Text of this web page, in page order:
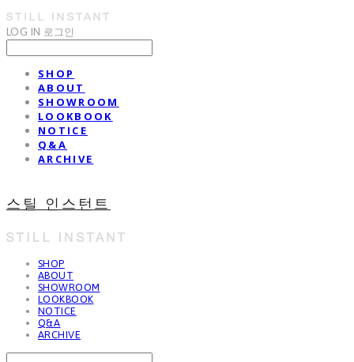
LOG IN 로그인
SHOP
ABOUT
SHOWROOM
LOOKBOOK
NOTICE
Q&A
ARCHIVE
스틸 인스턴트
SHOP
ABOUT
SHOWROOM
LOOKBOOK
NOTICE
Q&A
ARCHIVE